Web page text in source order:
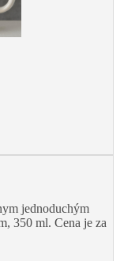
jednoduchým
350 ml. Cena je za